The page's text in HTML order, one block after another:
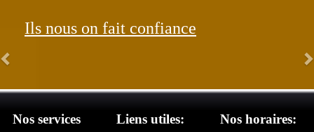
née
ait du
servi
ent
très
Ils nous on fait confiance
Nos services Liens utiles: Nos horaires: